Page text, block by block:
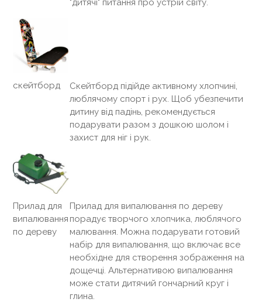
"дитячі" питання про устрій світу.
скейтборд
Скейтборд підійде активному хлопчині,
люблячому спорт і рух. Щоб убезпечити
дитину від падінь, рекомендується
подарувати разом з дошкою шолом і
захист для ніг і рук.
Прилад для
випалювання
по дереву
Прилад для випалювання по дереву
порадує творчого хлопчика, люблячого
малювання. Можна подарувати готовий
набір для випалювання, що включає все
необхідне для створення зображення на
дощечці. Альтернативою випалювання
може стати дитячий гончарний круг і
глина.